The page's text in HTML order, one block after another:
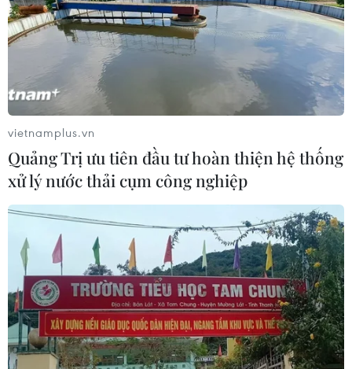
Theo dõi VietnamPlus
Thái Nguyên: Triệt phá đường dây tiền ảo với
hơn 3.000 bị hại tham gia
Ninh Bình: Bắt giữ 12 đối tượng lừa đảo trên
không gian mạng xuyên quốc gia
Triệt phá đường dây lừa đảo 250 tỷ
đồng xuyên quốc gia
TP Hồ Chí Minh: Triệt phá 3 ổ nhóm người nước
ngoài đang lập trung tâm lừa đảo
vietnamplus.vn
Quảng Trị ưu tiên đầu tư hoàn thiện hệ thống
xử lý nước thải cụm công nghiệp